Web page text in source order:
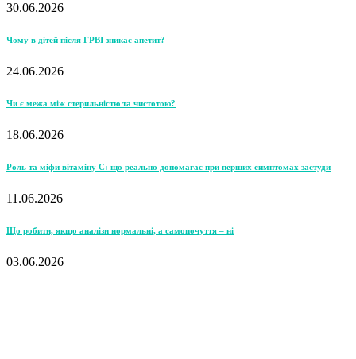
30.06.2026
Чому в дітей після ГРВІ зникає апетит?
24.06.2026
Чи є межа між стерильністю та чистотою?
18.06.2026
Роль та міфи вітаміну С: що реально допомагає при перших симптомах застуди
11.06.2026
Що робити, якщо аналізи нормальні, а самопочуття – ні
03.06.2026